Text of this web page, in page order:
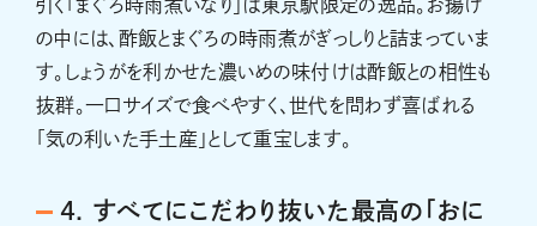
引く「まぐろ時雨煮いなり」は東京駅限定の逸品。お揚げ
の中には、酢飯とまぐろの時雨煮がぎっしりと詰まっていま
す。しょうがを利かせた濃いめの味付けは酢飯との相性も
抜群。一口サイズで食べやすく、世代を問わず喜ばれる
「気の利いた手土産」として重宝します。
4. すべてにこだわり抜いた最高の「おに